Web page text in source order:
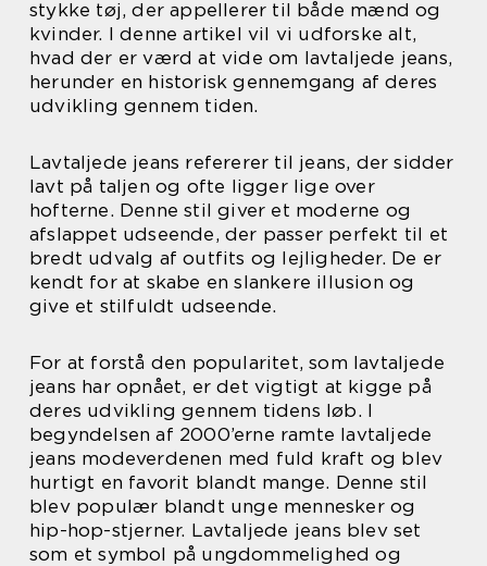
stykke tøj, der appellerer til både mænd og
kvinder. I denne artikel vil vi udforske alt,
hvad der er værd at vide om lavtaljede jeans,
herunder en historisk gennemgang af deres
udvikling gennem tiden.
Lavtaljede jeans refererer til jeans, der sidder
lavt på taljen og ofte ligger lige over
hofterne. Denne stil giver et moderne og
afslappet udseende, der passer perfekt til et
bredt udvalg af outfits og lejligheder. De er
kendt for at skabe en slankere illusion og
give et stilfuldt udseende.
For at forstå den popularitet, som lavtaljede
jeans har opnået, er det vigtigt at kigge på
deres udvikling gennem tidens løb. I
begyndelsen af 2000’erne ramte lavtaljede
jeans modeverdenen med fuld kraft og blev
hurtigt en favorit blandt mange. Denne stil
blev populær blandt unge mennesker og
hip-hop-stjerner. Lavtaljede jeans blev set
som et symbol på ungdommelighed og